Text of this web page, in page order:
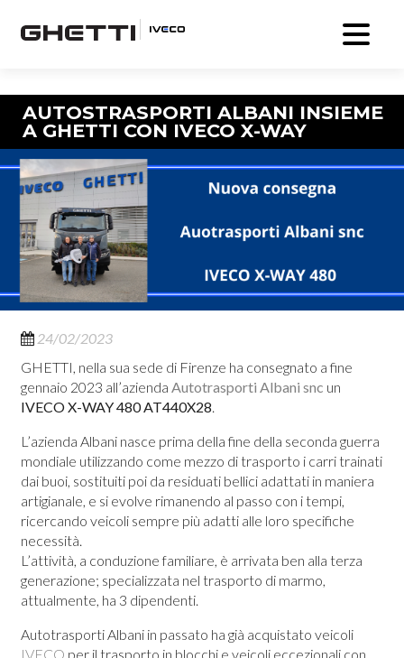
AUTOSTRASPORTI ALBANI INSIEME
A GHETTI CON IVECO X-WAY
24/02/2023
GHETTI, nella sua sede di Firenze ha consegnato a fine
gennaio 2023 all’azienda Autotrasporti Albani snc un
IVECO X-WAY 480 AT440X28.
L’azienda Albani nasce prima della fine della seconda guerra
mondiale utilizzando come mezzo di trasporto i carri trainati
dai buoi, sostituiti poi da residuati bellici adattati in maniera
artigianale, e si evolve rimanendo al passo con i tempi,
ricercando veicoli sempre più adatti alle loro specifiche
necessità.
L’attività, a conduzione familiare, è arrivata ben alla terza
generazione; specializzata nel trasporto di marmo,
attualmente, ha 3 dipendenti.
Autotrasporti Albani in passato ha già acquistato veicoli
IVECO per il trasporto in blocchi e veicoli eccezionali con
Navigazione articolo